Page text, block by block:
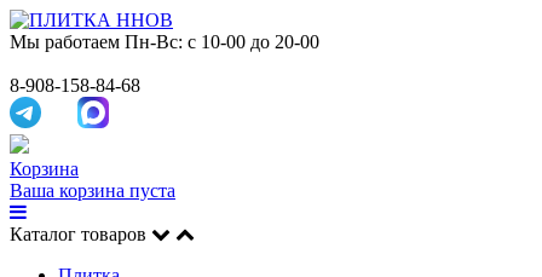
Мы работаем Пн-Вс: с 10-00 до 20-00
8-908-158-84-68
Корзина
Ваша корзина пуста
Каталог товаров